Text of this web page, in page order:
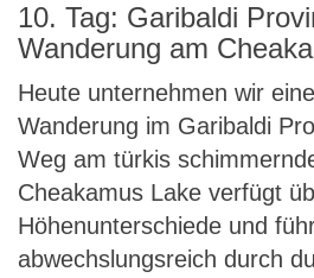
10. Tag: Garibaldi
Wanderung am
Heute unternehmen wir
Wanderung im Garibaldi
Weg am türkis
Cheakamus Lake verfügt
Höhenunterschiede und
abwechslungsreich durch